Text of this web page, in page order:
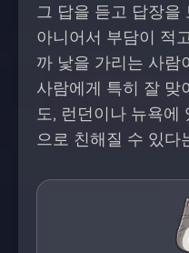
그 답을 듣고 답장을
아니어서 부담이 적
까 낯을 가리는 사람
사람에게 특히 잘 맞
도, 런던이나 뉴욕에
으로 친해질 수 있다